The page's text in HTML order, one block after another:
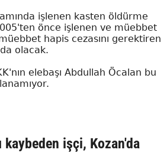
işlenen kasten öldürme
önce işlenen ve müebbet
hapis cezasını gerektiren
olacak.
elebaşı Abdullah Öcalan bu
kaybeden işçi, Kozan'da